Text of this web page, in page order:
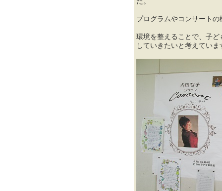
プログラムやコンサート
環境を整えることで、子
していきたいと考えていま